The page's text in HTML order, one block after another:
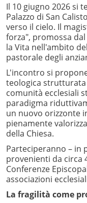
Il 10 giugno 2026 si
Palazzo di San
verso il cielo. Il
forza", promossa
la Vita nell'ambito
pastorale degli
L'incontro si
teologica
comunità ecclesiali
paradigma
un nuovo orizzonte
pienamente
della Chiesa.
Parteciperanno – in
provenienti da circa
Conferenze
associazioni
La fragilità come